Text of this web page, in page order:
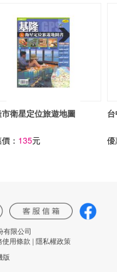
衛星定位旅遊地圖
： 135元
有限公司
用條款 | 隱私權政策
版